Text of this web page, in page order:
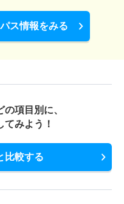
ス情報をみる
項目別に、
てみよう！
比較する